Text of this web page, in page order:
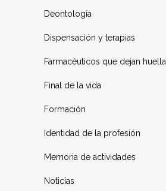
Deontología
Dispensación y terapias
Farmacéuticos que dejan huella
Final de la vida
Formación
Identidad de la profesión
Memoria de actividades
Noticias